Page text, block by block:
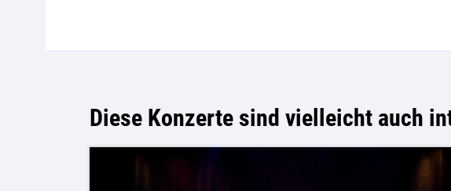
Diese Konzerte sind vielleicht auch